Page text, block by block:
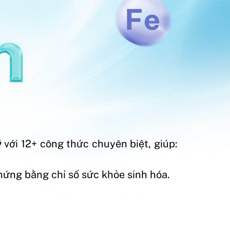
với 12+ công thức chuyên biệt, giúp:
bằng chỉ số sức khỏe sinh hóa.